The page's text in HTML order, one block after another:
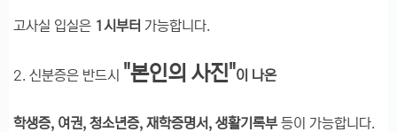
고사실 입실은 1시부터 가능합니다.
2. 신분증은 반드시 "본인의 사진"이 나온
학생증, 여권, 청소년증, 재학증명서, 생활기록부등이 가능합니다.